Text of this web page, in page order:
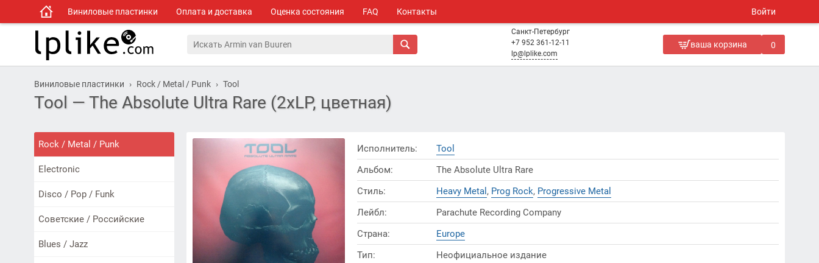
Виниловые пластинки Оплата и доставка Оценка состояния FAQ Контакты Войти
Санкт-Петербург
+7 952 361-12-11
lp@lplike.com
ваша корзина 0
Виниловые пластинки Rock / Metal / Punk Tool
Tool — The Absolute Ultra Rare (2xLP, цветная)
Rock / Metal / Punk
Electronic
Disco / Pop / Funk
Советские / Российские
Blues / Jazz
Исполнитель:
Tool
Альбом:
The Absolute Ultra Rare
Стиль:
Heavy Metal , Prog Rock, Progressive Metal
Лейбл:
Parachute Recording Company
Страна:
Europe
Тип:
Неофициальное издание